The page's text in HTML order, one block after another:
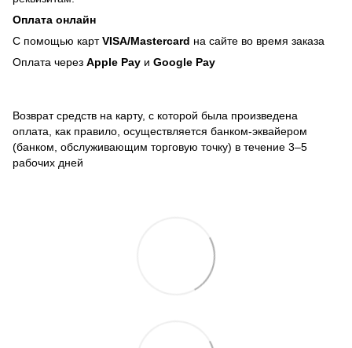
Оплата онлайн
С помощью картVISA/Mastercard на сайте во время заказа
Оплата через Apple Pay и Google Pay
Возврат средств на карту, с которой была произведена
оплата, как правило, осуществляется банком-эквайером
(банком, обслуживающим торговую точку) в течение 3–5
рабочих дней